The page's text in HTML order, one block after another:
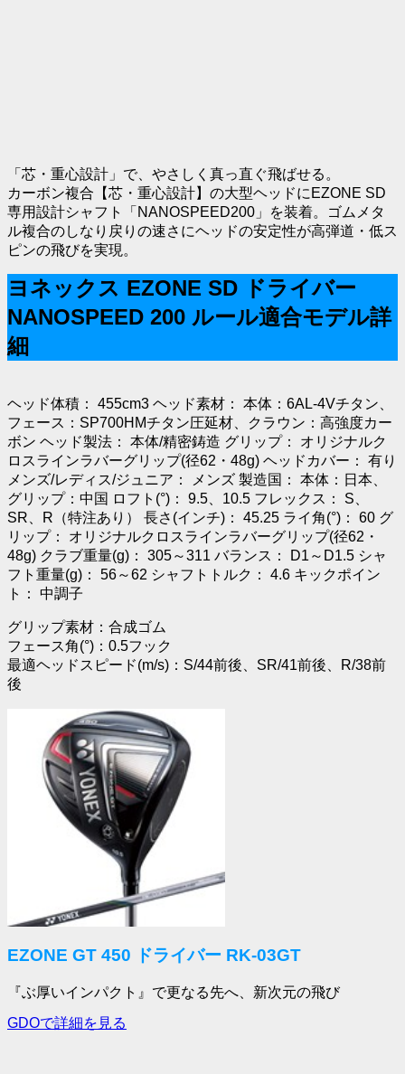
「芯・重心設計」で、やさしく真っ直ぐ飛ばせる。
カーボン複合【芯・重心設計】の大型ヘッドにEZONE SD
専用設計シャフト「NANOSPEED200」を装着。ゴムメタ
ル複合のしなり戻りの速さにヘッドの安定性が高弾道・低ス
ピンの飛びを実現。
ヨネックス EZONE SD ドライバー
NANOSPEED 200 ルール適合モデル詳
細
ヘッド体積： 455cm3 ヘッド素材： 本体：6AL-4Vチタン、
フェース：SP700HMチタン圧延材、クラウン：高強度カー
ボン ヘッド製法： 本体/精密鋳造 グリップ： オリジナルク
ロスラインラバーグリップ(径62・48g) ヘッドカバー： 有り
メンズ/レディス/ジュニア： メンズ 製造国： 本体：日本、
グリップ：中国 ロフト(°)： 9.5、10.5 フレックス： S、
SR、R（特注あり） 長さ(インチ)： 45.25 ライ角(°)： 60 グ
リップ： オリジナルクロスラインラバーグリップ(径62・
48g) クラブ重量(g)： 305～311 バランス： D1～D1.5 シャ
フト重量(g)： 56～62 シャフトトルク： 4.6 キックポイン
ト： 中調子
グリップ素材：合成ゴム
フェース角(°)：0.5フック
最適ヘッドスピード(m/s)：S/44前後、SR/41前後、R/38前
後
EZONE GT 450 ドライバー RK-03GT
『ぶ厚いインパクト』で更なる先へ、新次元の飛び
GDOで詳細を見る